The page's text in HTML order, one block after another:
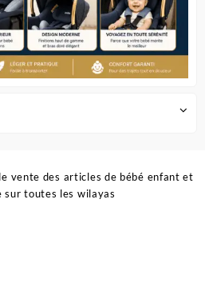
vente des articles de bébé enfant et
sur toutes les wilayas